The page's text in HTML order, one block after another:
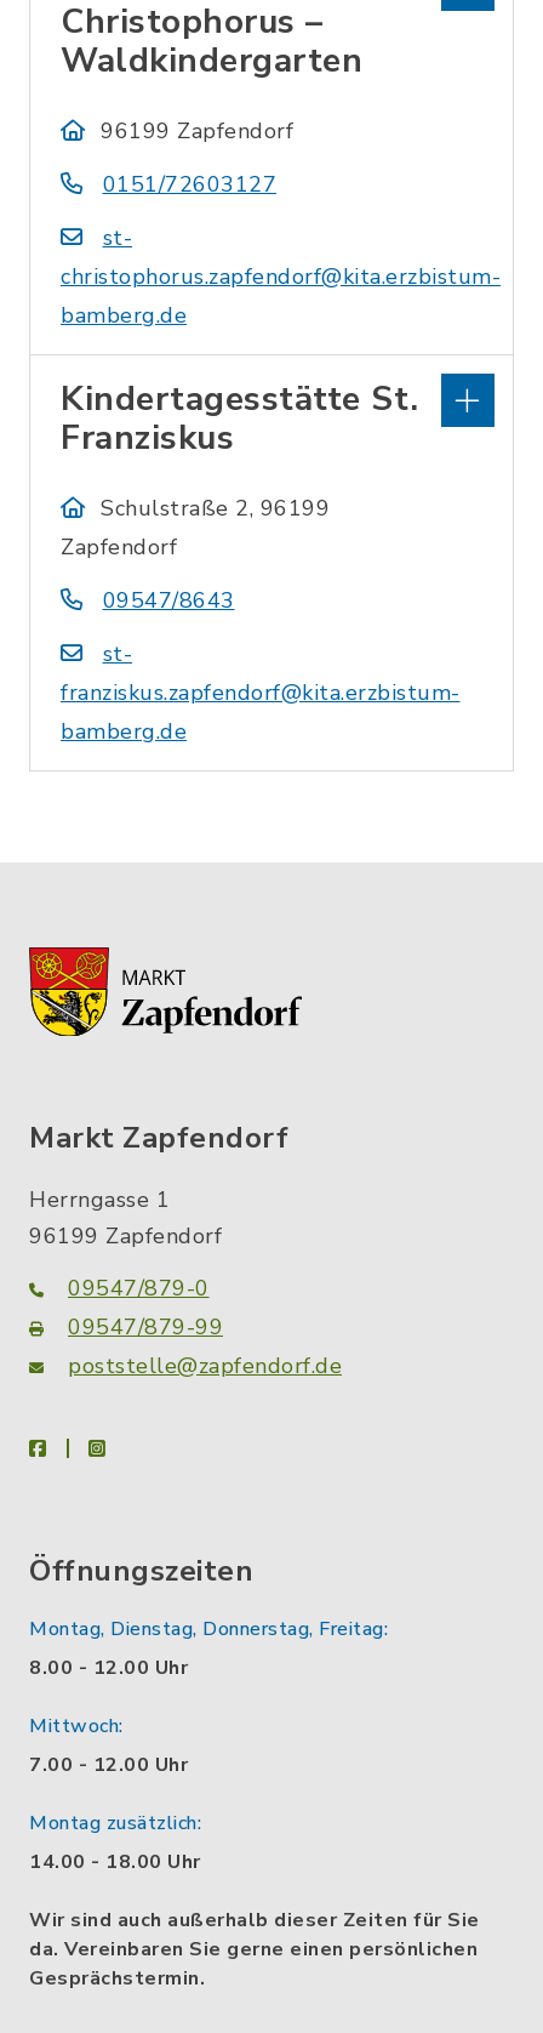
Christophorus –
Waldkindergarten
96199 Zapfendorf
0151/72603127
st-
christophorus.zapfendorf@kita.erzbistum-
bamberg.de
Kindertagesstätte St.
Franziskus
Schulstraße 2, 96199
Zapfendorf
09547/8643
st-
franziskus.zapfendorf@kita.erzbistum-
bamberg.de
Markt Zapfendorf
Herrngasse 1
96199 Zapfendorf
09547/879-0
09547/879-99
poststelle@zapfendorf.de
facebookinstagram
Öffnungszeiten
Montag, Dienstag, Donnerstag, Freitag:
8.00 - 12.00 Uhr
Mittwoch:
7.00 - 12.00 Uhr
Montag zusätzlich:
14.00 - 18.00 Uhr
Wir sind auch außerhalb dieser Zeiten für Sie
da. Vereinbaren Sie gerne einen persönlichen
Gesprächstermin.